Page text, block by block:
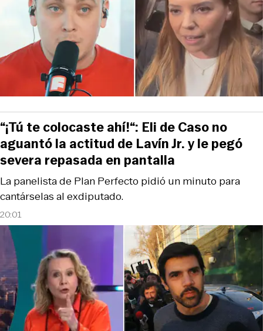
20:01
La panelista de Plan Perfecto pidió un minuto para
cantárselas al exdiputado.
“¡Tú te colocaste ahí!“: Eli de Caso no
aguantó la actitud de Lavín Jr. y le pegó
severa repasada en pantalla